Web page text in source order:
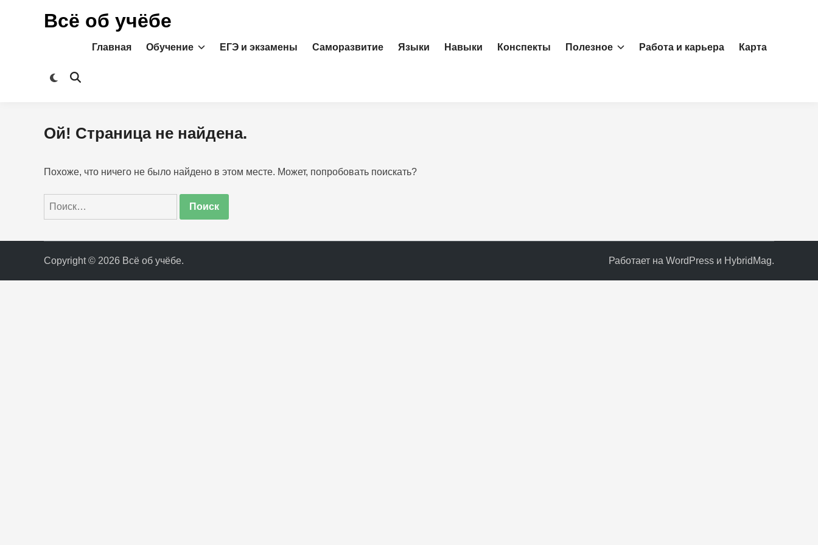
Всё об учёбе
Главная Обучение ЕГЭ и экзамены Саморазвитие Языки Навыки Конспекты Полезное Работа и карьера Карта
Переключить
Открыть
Ой! Страница не найдена.
Похоже, что ничего не было найдено в этом месте. Может, попробовать поискать?
Найти:
Copyright © 2026 Всё об учёбе. Работает на WordPress и HybridMag.